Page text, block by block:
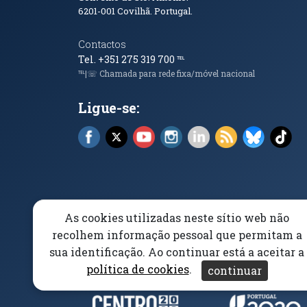
6201-001Covilhã. Portugal.
Contactos
Tel. +351 275 319 700 ℡
℡|☏ Chamada para rede fixa/móvel nacional
Ligue-se:
Facebook (abre em nova janela)
X (abre em nova janela)
YouTube (abre em nova janela)
Instagram (abre em nova
LinkedIn (abre em
RSS (abre em
Bluesky
Acessibilidade Aviso/Privacidade Proteção
(abre em nova janela)
As cookies utilizadas neste sítio web não
recolhem informação pessoal que permitam a
sua identificação. Ao continuar está a aceitar a
política de cookies. continuar